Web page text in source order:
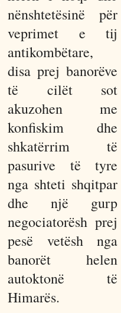
nënshtetësinë për
veprimet e tij
antikombëtare,
disa prej banorëve
të cilët sot
akuzohen me
konfiskim dhe
shkatërrim të
pasurive të tyre
nga shteti shqitpar
dhe një gurp
negociatorësh prej
pesë vetësh nga
banorët helen
autoktonë të
Himarës.